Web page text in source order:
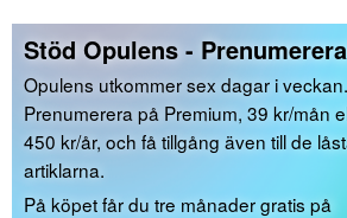
Stöd Opulens -
Opulens utkommer sex dagar i veckan.
Prenumerera på Premium, 39 kr/mån
450 kr/år, och få tillgång även till de
artiklarna.
På köpet får du tre månader gratis på